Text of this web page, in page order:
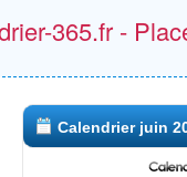
365.fr -
Calendrier juin